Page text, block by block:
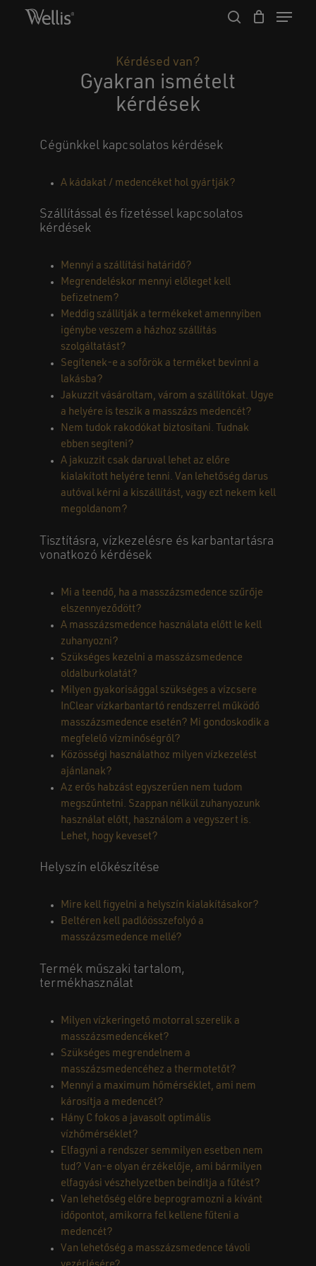
Menu
Kérdésed van?
Gyakran ismételt
kérdések
Cégünkkel kapcsolatos kérdések
A kádakat / medencéket hol gyártják?
Szállítással és fizetéssel kapcsolatos
kérdések
Mennyi a szállítási határidő?
Megrendeléskor mennyi előleget kell
befizetnem?
Meddig szállítják a termékeket amennyiben
igénybe veszem a házhoz szállítás
szolgáltatást?
Segítenek-e a sofőrök a terméket bevinni a
lakásba?
Jakuzzit vásároltam, várom a szállítókat. Ugye
a helyére is teszik a masszázs medencét?
Nem tudok rakodókat biztosítani. Tudnak
ebben segíteni?
A jakuzzit csak daruval lehet az előre
kialakított helyére tenni. Van lehetőség darus
autóval kérni a kiszállítást, vagy ezt nekem kell
megoldanom?
Tisztításra, vízkezelésre és karbantartásra
vonatkozó kérdések
Mi a teendő, ha a masszázsmedence szűrője
elszennyeződött?
A masszázsmedence használata előtt le kell
zuhanyozni?
Szükséges kezelni a masszázsmedence
oldalburkolatát?
Milyen gyakorisággal szükséges a vízcsere
InClear vízkarbantartó rendszerrel működő
masszázsmedence esetén? Mi gondoskodik a
megfelelő vízminőségről?
Közösségi használathoz milyen vízkezelést
ajánlanak?
Az erős habzást egyszerűen nem tudom
megszűntetni. Szappan nélkül zuhanyozunk
használat előtt, használom a vegyszert is.
Lehet, hogy keveset?
Helyszín előkészítése
Mire kell figyelni a helyszín kialakításakor?
Beltéren kell padlóösszefolyó a
masszázsmedence mellé?
Termék műszaki tartalom,
termékhasználat
Milyen vízkeringető motorral szerelik a
masszázsmedencéket?
Szükséges megrendelnem a
masszázsmedencéhez a thermotetőt?
Mennyi a maximum hőmérséklet, ami nem
károsítja a medencét?
Hány C fokos a javasolt optimális
vízhőmérséklet?
Elfagyni a rendszer semmilyen esetben nem
tud? Van-e olyan érzékelője, ami bármilyen
elfagyási vészhelyzetben beindítja a fűtést?
Van lehetőség előre beprogramozni a kívánt
időpontot, amikorra fel kellene fűteni a
medencét?
Van lehetőség a masszázsmedence távoli